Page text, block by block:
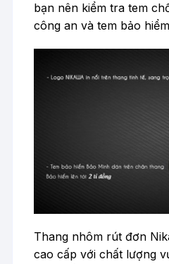
bạn nên kiểm tra tem
công an và tem bảo
Thang nhôm rút đơn
cao cấp với chất lượng